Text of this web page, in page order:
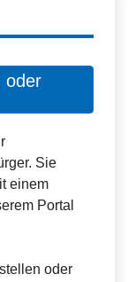
oder
Sie
einem
Portal
oder